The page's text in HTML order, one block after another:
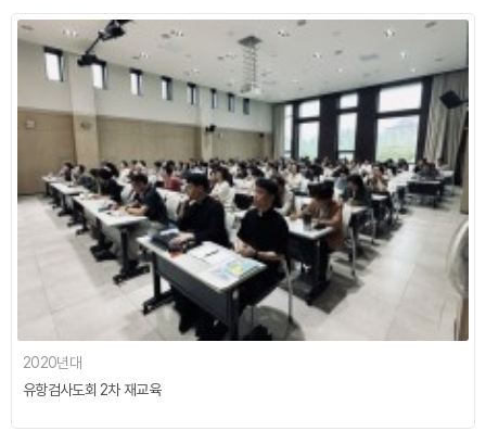
2020년대
유항검사도회 2차 재교육